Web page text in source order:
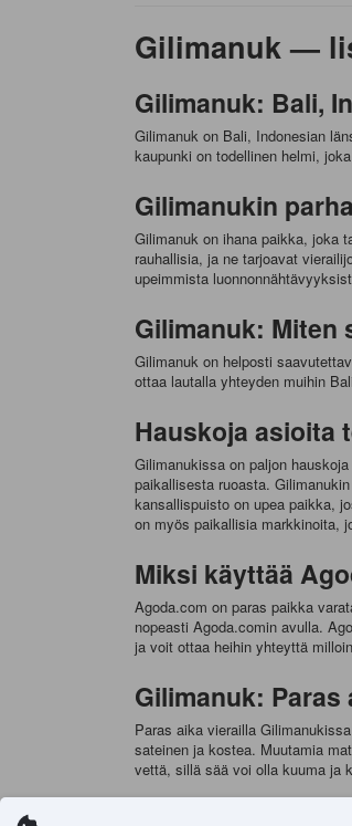
Gilimanuk —
Gilimanuk: Bali,
Gilimanuk on Bali, Indonesian
kaupunki on todellinen helmi,
Gilimanukin
Gilimanuk on ihana paikka, joka
rauhallisia, ja ne tarjoavat
upeimmista
Gilimanuk: Miten
Gilimanuk on helposti
ottaa lautalla yhteyden muihin
Hauskoja asioita
Gilimanukissa on paljon
paikallisesta ruoasta.
kansallispuisto on upea paikka,
on myös paikallisia markkinoita,
Miksi käyttää
Agoda.com on paras paikka
nopeasti Agoda.comin avulla.
ja voit ottaa heihin yhteyttä
Gilimanuk:
Paras aika vierailla
sateinen ja kostea. Muutamia
vettä, sillä sää voi olla kuuma ja